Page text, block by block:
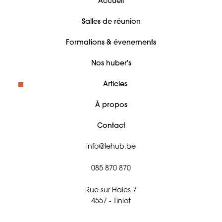
Salles de réunion
Formations & évenements
Nos huber's
Articles
À propos
Contact
info@lehub.be
085 870 870
Rue sur Haies 7
4557 - Tinlot